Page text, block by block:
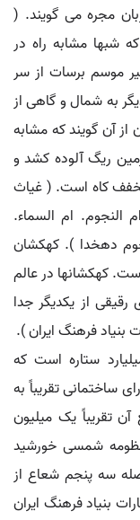
مجره می گویند. (
شبها مشابه راه در
موسم برسات از سر
به شمال و گاهی از
آن گویند که مشابه
ریگ آلوده کشد و
مخفف کاه است. ( غیاث
النجوم. ام السماء.
دهخدا ). کهکشان
کهکشانها در عالم
از یکدیگر جدا
فرهنگ ایران ).
ستاره است که
ساختمانی تقریباً به
تقریباً یک میلیون
شمسی خورشید
سه پنجم شعاع از
بنیاد فرهنگ ایران